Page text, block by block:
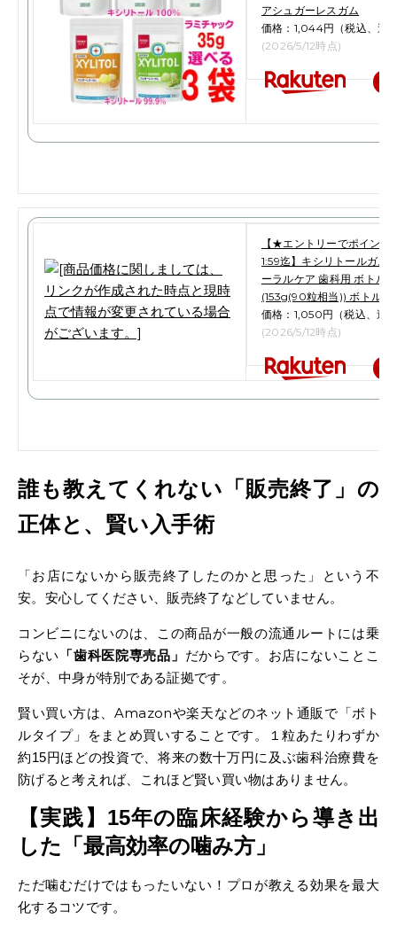
アシュガーレスガム
価格：1,044円（税込、送
(2026/5/12時点)
【★エントリーでポイント
1:59迄】キシリトールガム
ーラルケア 歯科用 ボトル
(153g(90粒相当)) ボトルガ
価格：1,050円（税込、送
(2026/5/12時点)
誰も教えてくれない「販売終了」の
正体と、賢い入手術
「お店にないから販売終了したのかと思った」という不
安。安心してください、販売終了などしていません。
コンビニにないのは、この商品が一般の流通ルートには乗
らない 「歯科医院専売品」 だからです。お店にないことこ
そが、中身が特別である証拠です。
賢い買い方は、Amazonや楽天などのネット通販で「ボト
ルタイプ」をまとめ買いすることです。１粒あたりわずか
約15円ほどの投資で、将来の数十万円に及ぶ歯科治療費を
防げると考えれば、これほど賢い買い物はありません。
【実践】 15年の臨床経験から導き出
した「最高効率の噛み方」
ただ噛むだけではもったいない！プロが教える効果を最大
化するコツです。